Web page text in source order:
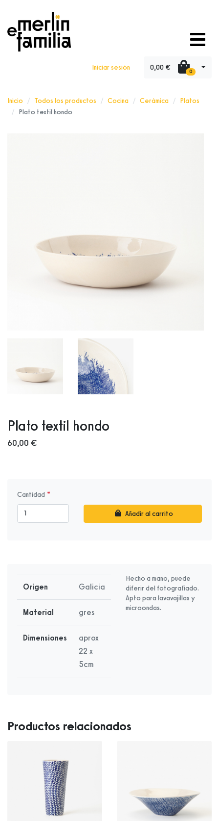
Iniciar sesión 0,00 € 0
Inicio Todos los productos Cocina Cerámica
Platos
Plato textil hondo
Plato textil hondo
60,00 €
Cantidad
Añadir al carrito
Origen Galicia
Material gres
Dimensiones
aprox
22 x
5cm
Hecho a mano, puede
diferir del fotografiado.
Apto para lavavajillas y
microondas.
Productos relacionados